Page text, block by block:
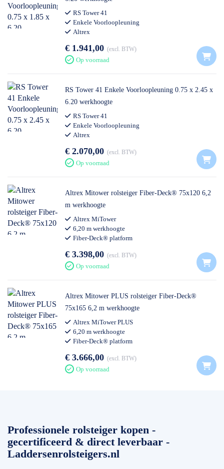
RS Tower 41
Enkele Voorloopleuning
Altrex
€ 1.941,00 excl. BTW
Op voorraad
RS Tower 41 Enkele Voorloopleuning 0.75 x 2.45 x
6.20 werkhoogte
RS Tower 41
Enkele Voorloopleuning
Altrex
€ 2.070,00 excl. BTW
Op voorraad
Altrex Mitower rolsteiger Fiber-Deck® 75x120 6,2
m werkhoogte
Altrex MiTower
6,20 m werkhoogte
Fiber-Deck® platform
€ 3.398,00 excl. BTW
Op voorraad
Altrex Mitower PLUS rolsteiger Fiber-Deck®
75x165 6,2 m werkhoogte
Altrex MiTower PLUS
6,20 m werkhoogte
Fiber-Deck® platform
€ 3.666,00 excl. BTW
Op voorraad
Professionele rolsteiger kopen -
gecertificeerd & direct leverbaar -
Laddersenrolsteigers.nl